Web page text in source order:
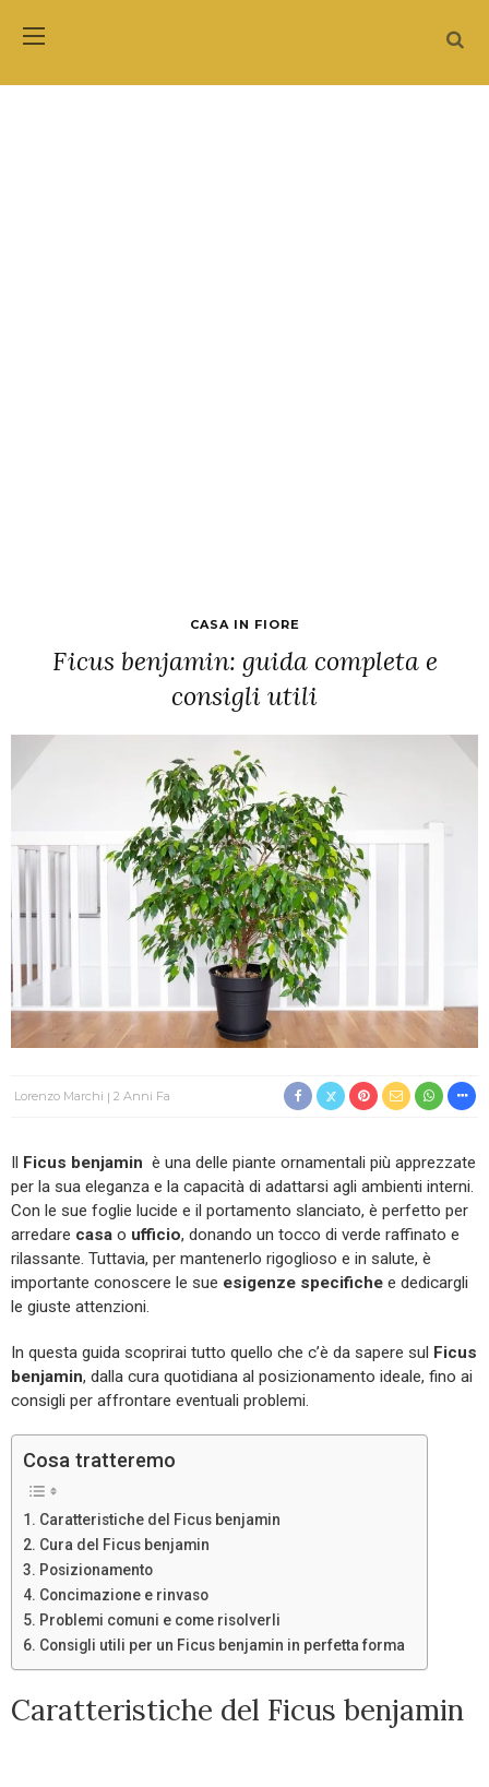
CASA IN FIORE
Ficus benjamin: guida completa e
consigli utili
Lorenzo Marchi 2 Anni Fa
Ficus benjamin è una delle piante ornamentali più apprezzate
per la sua eleganza e la capacità di adattarsi agli ambienti interni.
Con le sue foglie lucide e il portamento slanciato, è perfetto per
arredare casa o ufficio, donando un tocco di verde raffinato e
rilassante. Tuttavia, per mantenerlo rigoglioso e in salute, è
importante conoscere le sue esigenze specifiche e dedicargli
le giuste attenzioni.
In questa guida scoprirai tutto quello che c’è da sapere sul
Ficus
benjamin, dalla cura quotidiana al posizionamento ideale, fino ai
consigli per affrontare eventuali problemi.
Cosa tratteremo
Caratteristiche del Ficus benjamin
Cura del Ficus benjamin
Posizionamento
Concimazione e rinvaso
Problemi comuni e come risolverli
Consigli utili per un Ficus benjamin in perfetta forma
Caratteristiche del Ficus benjamin